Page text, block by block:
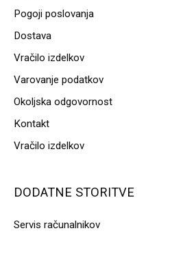
Pogoji poslovanja
Dostava
Vračilo izdelkov
Varovanje podatkov
Okoljska odgovornost
Kontakt
Vračilo izdelkov
DODATNE STORITVE
Servis računalnikov